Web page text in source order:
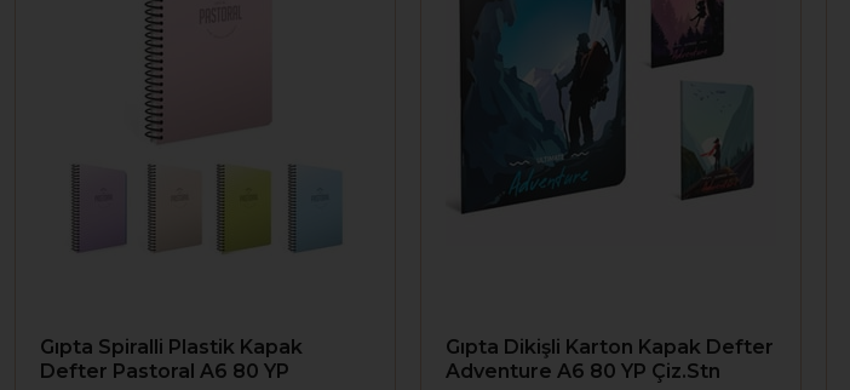
Gıpta Spiralli Plastik Kapak
Defter Pastoral A6 80 YP
Gıpta Dikişli Karton Kapak Defter
Adventure A6 80 YP Çiz.Stn